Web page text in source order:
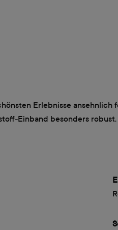
Erlebnisse
Einband besonders